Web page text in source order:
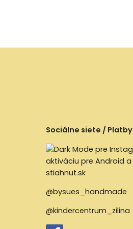
Sociálne siete / Platby
@bysues_handmade
@kindercentrum_zilina